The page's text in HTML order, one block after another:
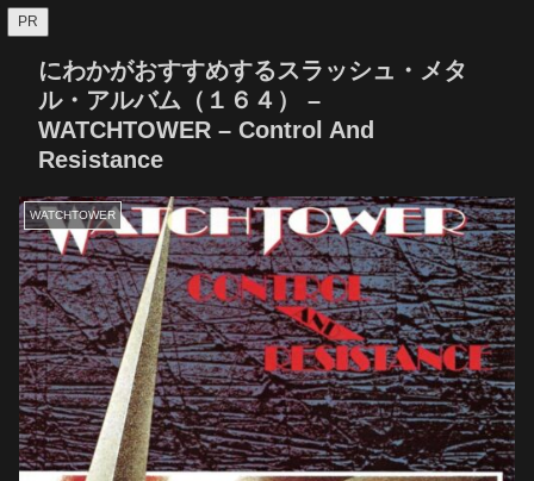
PR
にわかがおすすめするスラッシュ・メタ
ル・アルバム（１６４） –
WATCHTOWER – Control And
Resistance
WATCHTOWER